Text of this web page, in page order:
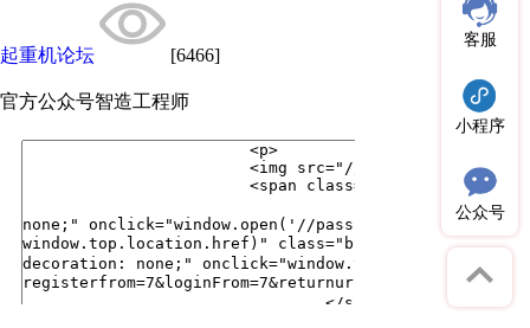
起重机论坛 [6466]
官方公众号智造工程师
客服
小程序
公众号